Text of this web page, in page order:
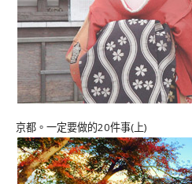
京都。一定要做的20件事(上)